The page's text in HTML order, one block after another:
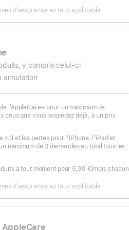
d’assurance au taux applicable
y compris celui-ci
annulation
l’AppleCare+ pour un maximum de
ceux que vous possédez déjà, à un prix
vol et les pertes pour l’iPhone, l’iPad et
maximum de 3 demandes au total tous les
à tout moment pour 5,99 €/moispar
chacun
d’assurance au taux applicable